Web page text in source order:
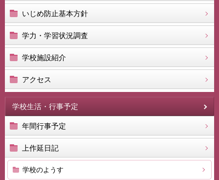
いじめ防止基本方針
学力・学習状況調査
学校施設紹介
アクセス
学校生活・行事予定
年間行事予定
上作延日記
学校のようす